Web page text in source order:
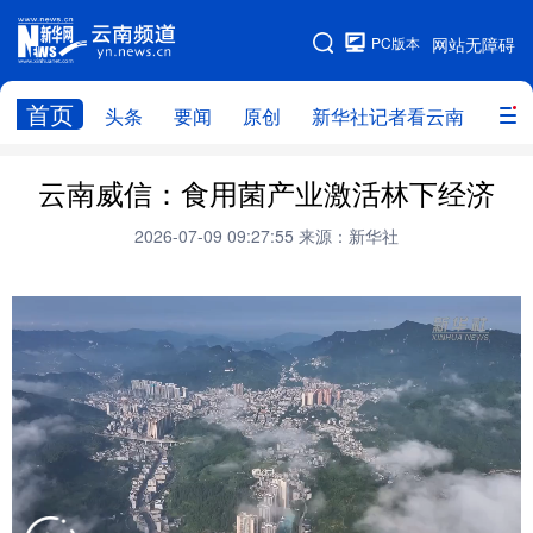
网站无障碍
PC版本
首页 头条 要闻 原创 新华社记者看云南 政务
网站地图
头条 云南要闻 本网原创
新华社记者看云南 政务
教育
州市
社会
图片
经济 服务 云南故事
云南青年说 趣看文物
云南威信：食用菌产业激活林下经济
2026-07-09 09:27:55 来源：新华社